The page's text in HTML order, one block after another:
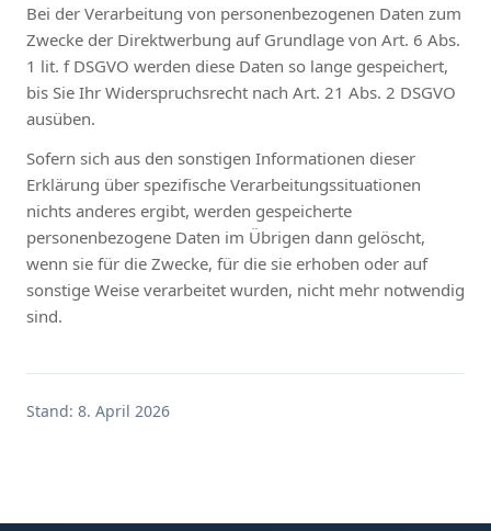
Bei der Verarbeitung von personenbezogenen Daten zum
Zwecke der Direktwerbung auf Grundlage von Art. 6 Abs.
1 lit. f DSGVO werden diese Daten so lange gespeichert,
bis Sie Ihr Widerspruchsrecht nach Art. 21 Abs. 2 DSGVO
ausüben.
Sofern sich aus den sonstigen Informationen dieser
Erklärung über spezifische Verarbeitungssituationen
nichts anderes ergibt, werden gespeicherte
personenbezogene Daten im Übrigen dann gelöscht,
wenn sie für die Zwecke, für die sie erhoben oder auf
sonstige Weise verarbeitet wurden, nicht mehr notwendig
sind.
Stand: 8. April 2026